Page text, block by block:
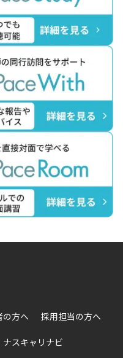
の方へ 採用担当の方へ
ナスキャリナビ